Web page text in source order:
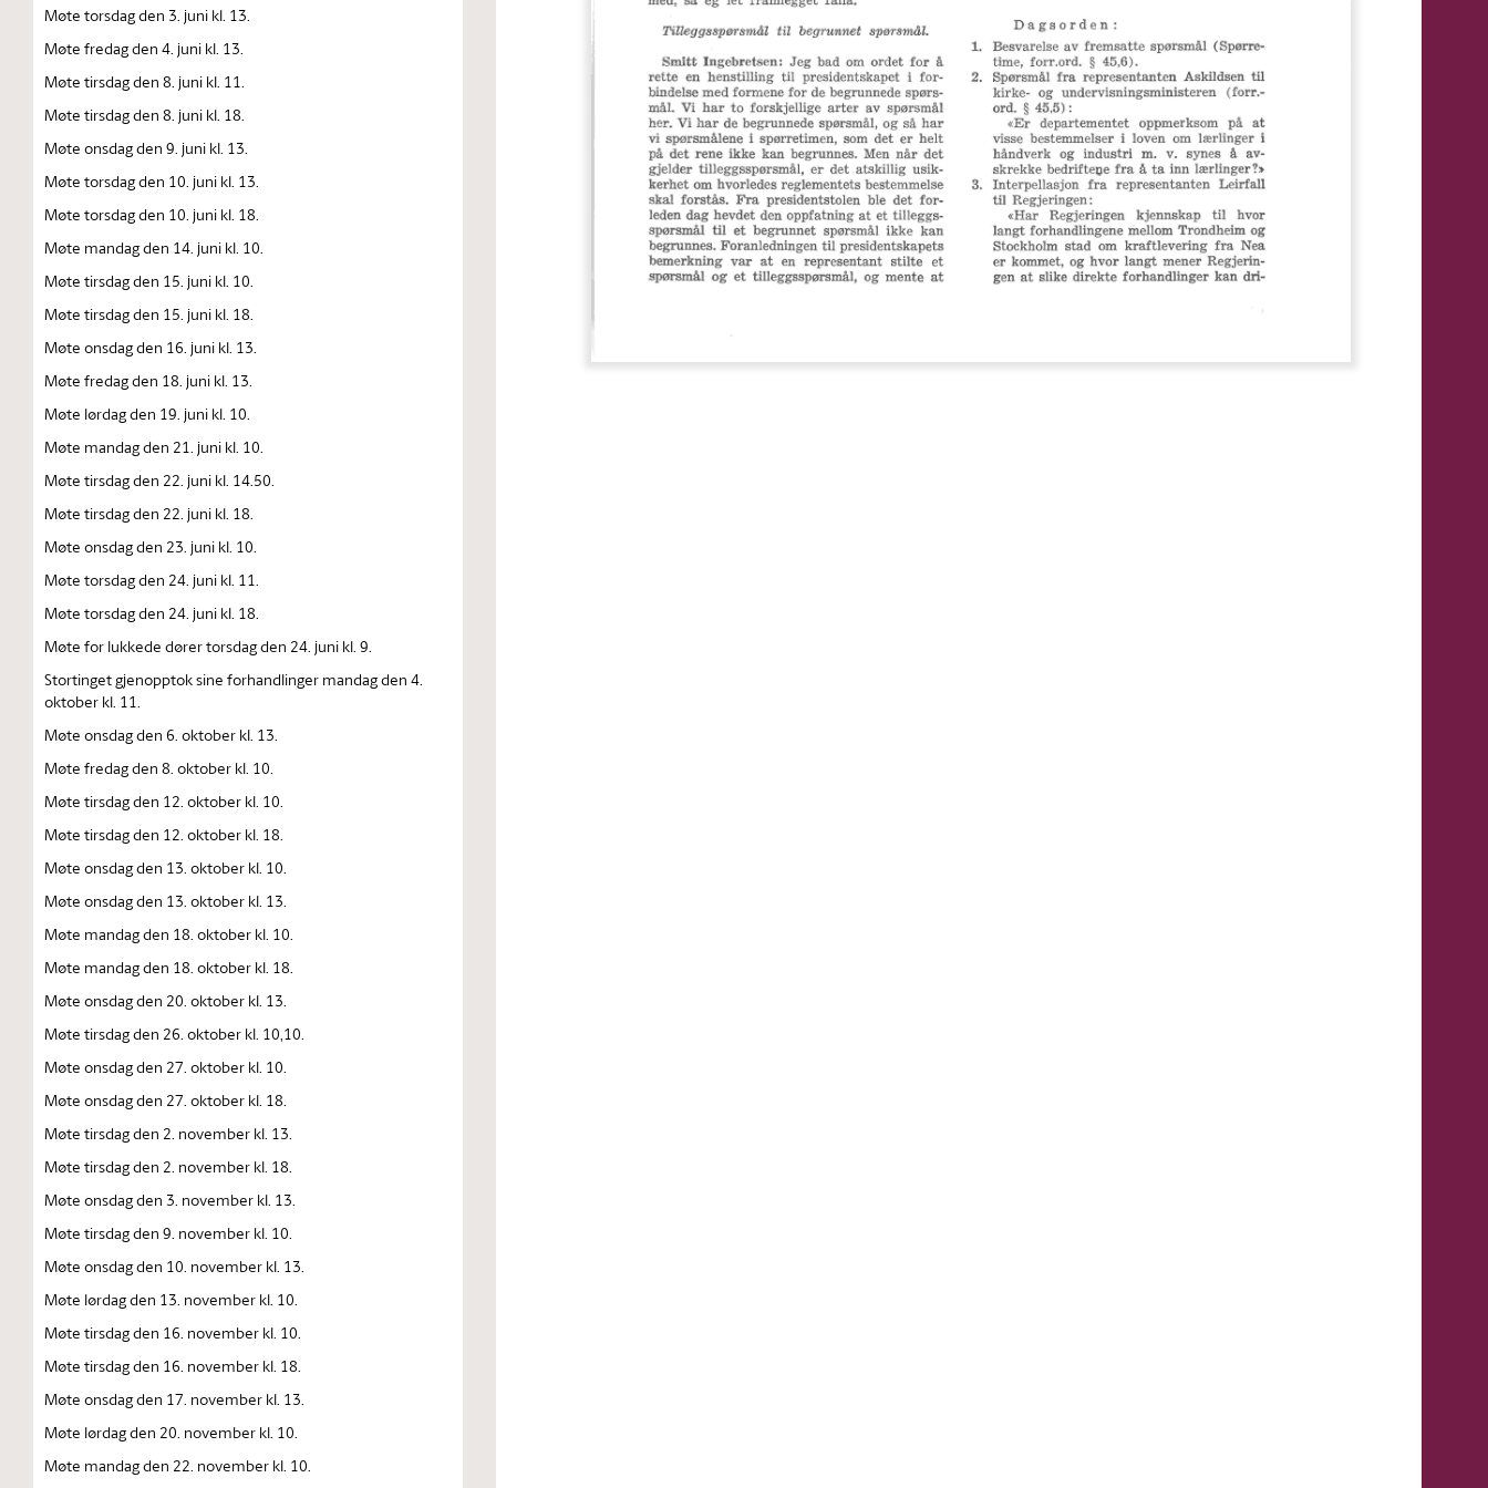
Møte torsdag den 3. juni kl. 13.
Møte fredag den 4. juni kl. 13.
Møte tirsdag den 8. juni kl. 11.
Møte tirsdag den 8. juni kl. 18.
Møte onsdag den 9. juni kl. 13.
Møte torsdag den 10. juni kl. 13.
Møte torsdag den 10. juni kl. 18.
Møte mandag den 14. juni kl. 10.
Møte tirsdag den 15. juni kl. 10.
Møte tirsdag den 15. juni kl. 18.
Møte onsdag den 16. juni kl. 13.
Møte fredag den 18. juni kl. 13.
Møte lørdag den 19. juni kl. 10.
Møte mandag den 21. juni kl. 10.
Møte tirsdag den 22. juni kl. 14.50.
Møte tirsdag den 22. juni kl. 18.
Møte onsdag den 23. juni kl. 10.
Møte torsdag den 24. juni kl. 11.
Møte torsdag den 24. juni kl. 18.
Møte for lukkede dører torsdag den 24. juni kl. 9.
Stortinget gjenopptok sine forhandlinger mandag den 4.
oktober kl. 11.
Møte onsdag den 6. oktober kl. 13.
Møte fredag den 8. oktober kl. 10.
Møte tirsdag den 12. oktober kl. 10.
Møte tirsdag den 12. oktober kl. 18.
Møte onsdag den 13. oktober kl. 10.
Møte onsdag den 13. oktober kl. 13.
Møte mandag den 18. oktober kl. 10.
Møte mandag den 18. oktober kl. 18.
Møte onsdag den 20. oktober kl. 13.
Møte tirsdag den 26. oktober kl. 10,10.
Møte onsdag den 27. oktober kl. 10.
Møte onsdag den 27. oktober kl. 18.
Møte tirsdag den 2. november kl. 13.
Møte tirsdag den 2. november kl. 18.
Møte onsdag den 3. november kl. 13.
Møte tirsdag den 9. november kl. 10.
Møte onsdag den 10. november kl. 13.
Møte lørdag den 13. november kl. 10.
Møte tirsdag den 16. november kl. 10.
Møte tirsdag den 16. november kl. 18.
Møte onsdag den 17. november kl. 13.
Møte lørdag den 20. november kl. 10.
Møte mandag den 22. november kl. 10.